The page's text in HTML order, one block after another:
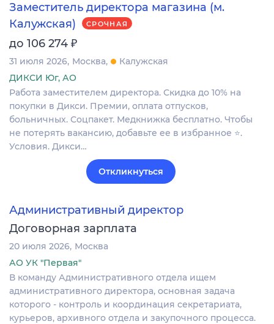
Заместитель директора магазина (м.
Калужская)
СРОЧНАЯ
до 106 274 ₽
31 июля 2026 Москва
Калужская
ДИКСИ Юг, АО
Работа заместителем директора. Скидка до 10% на
покупки в Дикси. Премии, оплата отпусков,
больничных. Соцпакет. Медкнижка бесплатно. Чтобы
не потерять вакансию, добавьте ее в избранное ⭐.
Условия. Дикси…
Откликнуться
Административный директор
Договорная зарплата
20 июля 2026 Москва
АО УК "Первая"
В команду Административного отдела ищем
административного директора, основная задача
которого - контроль и координация секретариата,
курьеров, архивного отдела и закупочного процесса.